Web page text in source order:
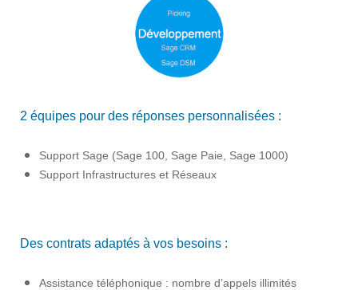
2 équipes pour des réponses personnalisées :
Support Sage (Sage 100, Sage Paie, Sage 1000)
Support Infrastructures et Réseaux
Des contrats adaptés à vos besoins :
Assistance téléphonique : nombre d’appels illimités